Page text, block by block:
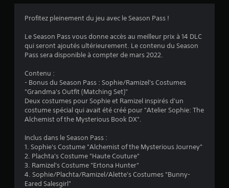
:
5
é
t
Profitez pleinement du jeu avec le Season Pass !
Le Season Pass vous donne accès au meilleur prix à 14 DLC
qui seront ajoutés ultérieurement. Le contenu du Season
Pass sera disponible à compter de mars 2022.
Contenu :
- Bonus du Season Pass : Sophie/Ramizel's Costumes
"Grandma's Outfit (Matching Set)"
Deux costumes pour Sophie et Ramizel inspirés d'un
costume spécial qui avait été créé pour "Atelier Sophie: The
Alchemist of the Mysterious Book DX".
Inclus dans le Season Pass :
1. Sophie's Costume "Alchemist of the Mysterious Journey"
2. Plachta's Costume "Haute Couture"
3. Ramizel's Costume "Ertona Hunter"
4. Sophie/Plachta/Ramizel/Alette's Costumes "Bunny-
Eared Salesgirl"